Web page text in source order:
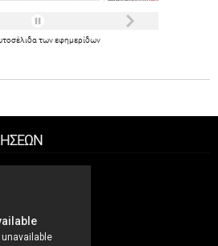
τωνεφημερίδων